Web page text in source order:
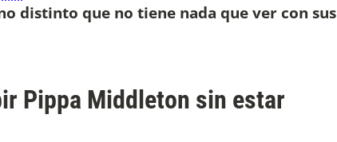
distinto que no tiene nada que ver con sus
Pippa Middleton sin estar